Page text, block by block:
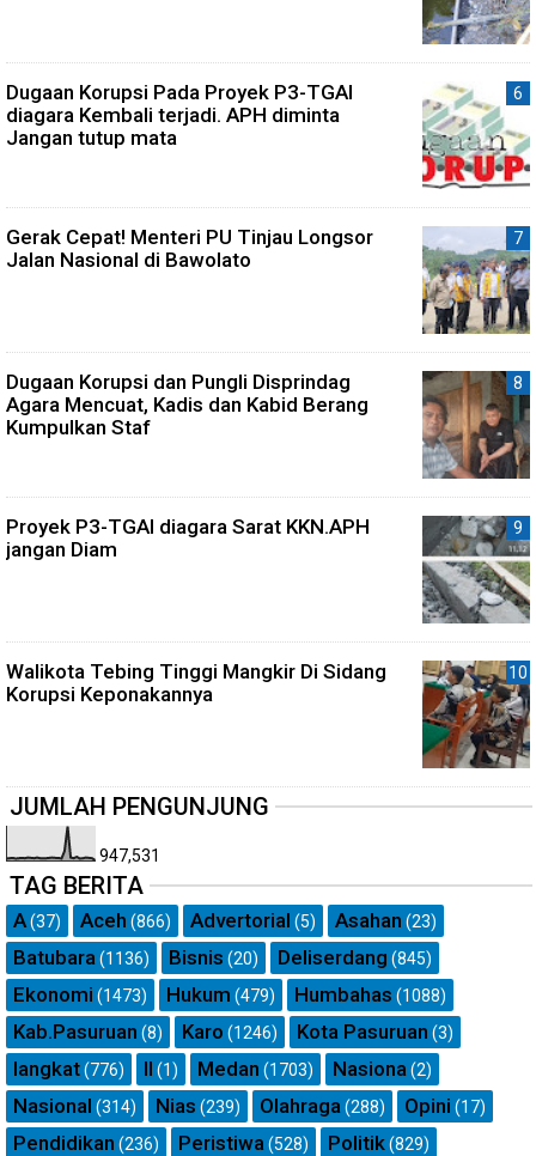
Dugaan Korupsi Pada Proyek P3-TGAI
diagara Kembali terjadi. APH diminta
Jangan tutup mata
Gerak Cepat! Menteri PU Tinjau Longsor
Jalan Nasional di Bawolato
Dugaan Korupsi dan Pungli Disprindag
Agara Mencuat, Kadis dan Kabid Berang
Kumpulkan Staf
Proyek P3-TGAI diagara Sarat KKN.APH
jangan Diam
Walikota Tebing Tinggi Mangkir Di Sidang
Korupsi Keponakannya
JUMLAH PENGUNJUNG
947,531
TAG BERITA
A(37) Aceh (866) Advertorial (5) Asahan (23)
Batubara (1136) Bisnis (20) Deliserdang (845)
Ekonomi (1473) Hukum (479) Humbahas (1088)
Kab.Pasuruan (8) Karo (1246) Kota Pasuruan (3)
langkat(776) ll (1) Medan (1703) Nasiona (2)
Nasional (314) Nias (239) Olahraga (288) Opini (17)
Pendidikan (236) Peristiwa (528) Politik(829)